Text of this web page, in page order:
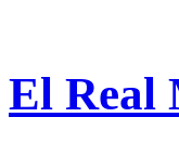
El Real